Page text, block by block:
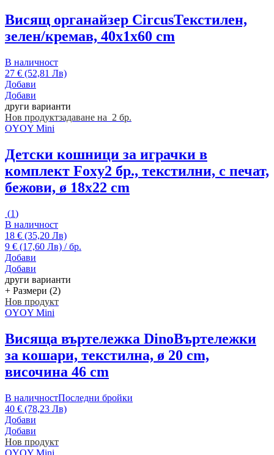
Висящ органайзер CircusТекстилен,
зелен/кремав, 40x1x60 cm
В наличност
27 € (52,81 Лв)
Добави
Добави
други варианти
Нов продуктзадаване на 2 бр.
OYOY Mini
Детски кошници за играчки в
комплект Foxy2 бр., текстилни, с печат,
бежови, ø 18x22 cm
(1)
В наличност
18 € (35,20 Лв)
9 € (17,60 Лв) / бр.
Добави
Добави
други варианти
+ Размери (2)
Нов продукт
OYOY Mini
Висяща въртележка DinoВъртележки
за кошари, текстилна, ø 20 cm,
височина 46 cm
В наличностПоследни бройки
40 € (78,23 Лв)
Добави
Добави
Нов продукт
OYOY Mini